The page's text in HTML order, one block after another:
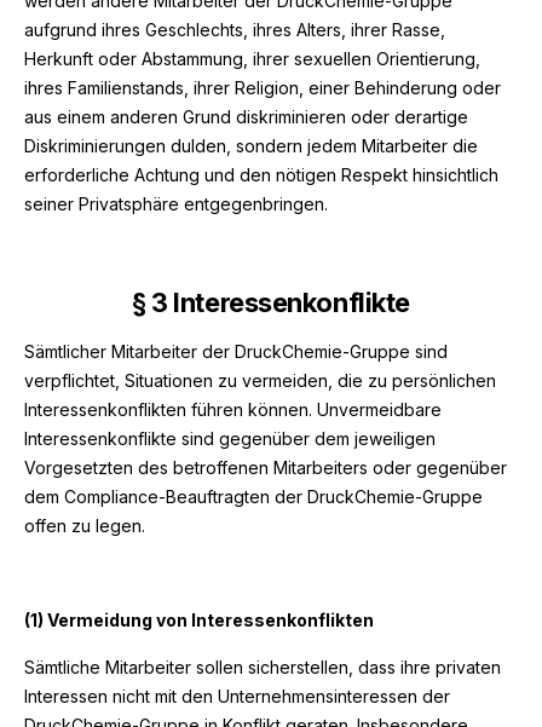
aufgrund ihres Geschlechts, ihres Alters, ihrer Rasse,
Herkunft oder Abstammung, ihrer sexuellen Orientierung,
ihres Familienstands, ihrer Religion, einer Behinderung oder
aus einem anderen Grund diskriminieren oder derartige
Diskriminierungen dulden, sondern jedem Mitarbeiter die
erforderliche Achtung und den nötigen Respekt hinsichtlich
seiner Privatsphäre entgegenbringen.
§ 3 Interessenkonflikte
Sämtlicher Mitarbeiter der DruckChemie-Gruppe sind
verpflichtet, Situationen zu vermeiden, die zu persönlichen
Interessenkonflikten führen können. Unvermeidbare
Interessenkonflikte sind gegenüber dem jeweiligen
Vorgesetzten des betroffenen Mitarbeiters oder gegenüber
dem Compliance-Beauftragten der DruckChemie-Gruppe
offen zu legen.
(1) Vermeidung von Interessenkonflikten
Sämtliche Mitarbeiter sollen sicherstellen, dass ihre privaten
Interessen nicht mit den Unternehmensinteressen der